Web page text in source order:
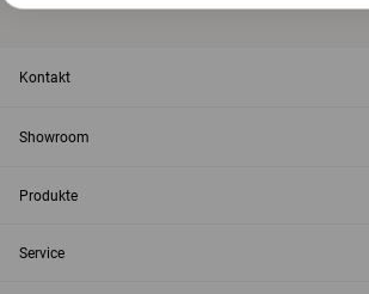
Kontakt
Showroom
Produkte
Service